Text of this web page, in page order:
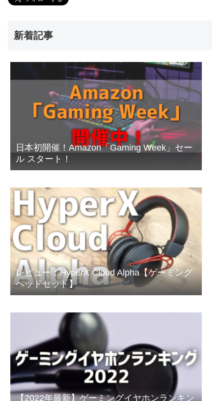
新着記事
日本初開催！Amazon「Gaming Week」セー
ル スタート！
レビュー：HyperX Cloud Alpha【ゲーミング
ヘッドセット】
【2022年最新】ゲーミングイヤホンランキン